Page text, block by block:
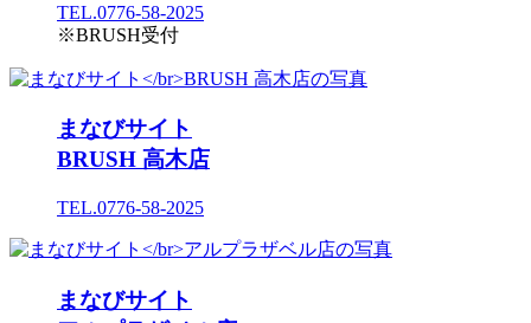
TEL.0776-58-2025
※BRUSH受付
まなびサイト
BRUSH 高木店
TEL.0776-58-2025
まなびサイト